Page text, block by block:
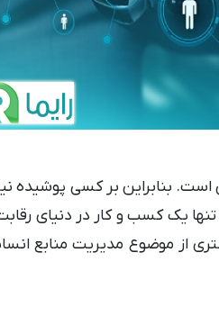
است. بنابراین بر کسی
یک کسب و کار در دنیای
از موضوع مدیریت منابع